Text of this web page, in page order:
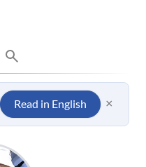
Read in English ×